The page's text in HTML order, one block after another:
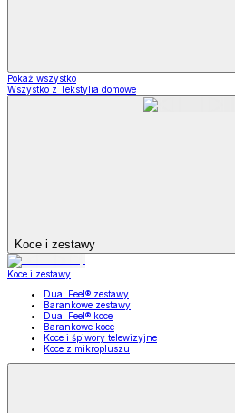
Pokaż wszystko
Wszystko z Tekstylia domowe
Koce i zestawy
Koce i zestawy
Dual Feel® zestawy
Barankowe zestawy
Dual Feel® koce
Barankowe koce
Koce i śpiwory telewizyjne
Koce z mikropluszu